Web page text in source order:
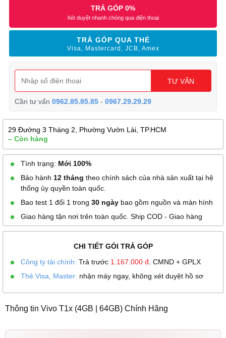
TRẢ GÓP 0%
Xét duyệt nhanh chóng qua điện thoại
TRẢ GÓP QUA THẺ
Visa, Mastercard, JCB, Amex
TƯ VẤN
Cần tư vấn0962.85.85.85 -0967.29.29.29
29 Đường 3 Tháng 2, Phường Vườn Lài, TP.HCM
– Còn hàng
Tình trạng: Mới 100%
Bảo hành 12 tháng theo chính sách của nhà sản xuất tại hệ
thống ủy quyền toàn quốc.
Bao test 1 đổi 1 trong 30 ngày bao gồm nguồn và màn hình
Giao hàng tận nơi trên toàn quốc. Ship COD - Giao hàng
CHI TIẾT GÓI TRẢ GÓP
Công ty tài chính: Trả trước 1.167.000 đ . CMND + GPLX
Thẻ Visa, Master: nhận máy ngay, không xét duyệt hồ sơ
Thông tin Vivo T1x (4GB | 64GB) Chính Hãng